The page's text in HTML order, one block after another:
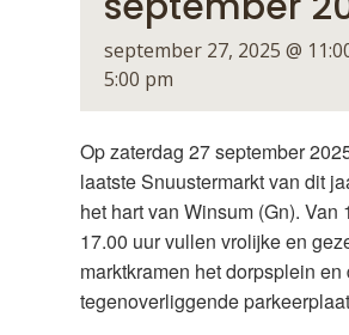
september 27, 2025 @
5:00 pm
Op zaterdag 27 september
laatste Snuustermarkt van dit
het hart van Winsum (Gn). Van
17.00 uur vullen vrolijke en
marktkramen het dorpsplein en
tegenoverliggende